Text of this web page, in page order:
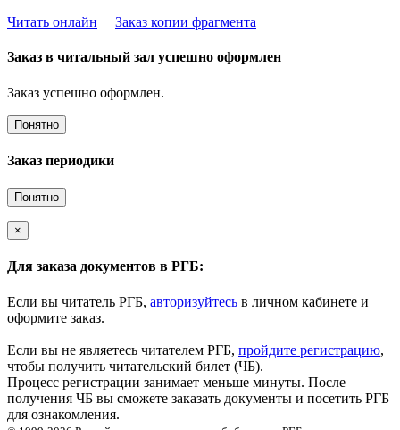
Читать онлайн
Заказ копии фрагмента
Заказ в читальный зал успешно оформлен
Заказ успешно оформлен.
Понятно
Заказ периодики
Понятно
×
Для заказа документов в РГБ:
Если вы читатель РГБ, авторизуйтесь в личном кабинете и
оформите заказ.
Если вы не являетесь читателем РГБ, пройдите регистрацию,
чтобы получить читательский билет (ЧБ).
Процесс регистрации занимает меньше минуты. После
получения ЧБ вы сможете заказать документы и посетить РГБ
для ознакомления.